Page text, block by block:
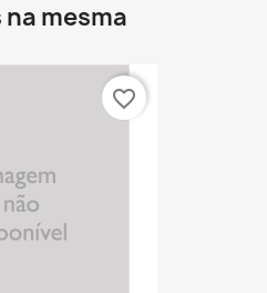
mesma
favorite_border